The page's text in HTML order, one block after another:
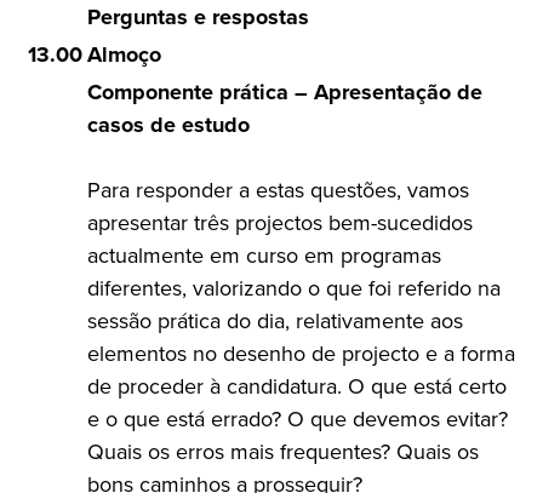
Perguntas e respostas
13.00Almoço
Componente prática – Apresentação de
casos de estudo
Para responder a estas questões, vamos
apresentar três projectos bem-sucedidos
actualmente em curso em programas
diferentes, valorizando o que foi referido na
sessão prática do dia, relativamente aos
elementos no desenho de projecto e a forma
de proceder à candidatura. O que está certo
e o que está errado? O que devemos evitar?
Quais os erros mais frequentes? Quais os
bons caminhos a prosseguir?